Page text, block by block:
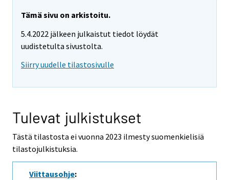
Tämä sivu on arkistoitu.
5.4.2022 jälkeen julkaistut tiedot löydät
uudistetulta sivustolta.
Siirry uudelle tilastosivulle
Tulevat julkistukset
Tästä tilastosta ei vuonna 2023 ilmesty suomenkielisiä
tilastojulkistuksia.
Viittausohje: